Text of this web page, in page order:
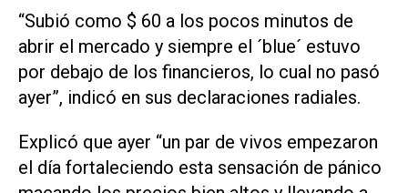
“Subió como $ 60 a los pocos minutos de
abrir el mercado y siempre el ´blue´ estuvo
por debajo de los financieros, lo cual no pasó
ayer”, indicó en sus declaraciones radiales.
Explicó que ayer “un par de vivos empezaron
el día fortaleciendo esta sensación de pánico